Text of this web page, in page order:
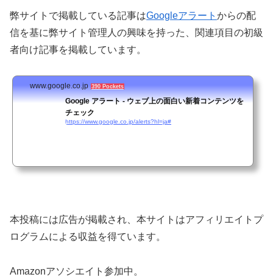
弊サイトで掲載している記事はGoogleアラート からの配
信を基に弊サイト管理人の興味を持った、関連項目の初級
者向け記事を掲載しています。
www.google.co.jp 390 Pockets
Google アラート - ウェブ上の面白い新着コンテンツを
チェック
https://www.google.co.jp/alerts?hl=ja#
本投稿には広告が掲載され、本サイトはアフィリエイトプ
ログラムによる収益を得ています。
Amazonアソシエイト参加中。